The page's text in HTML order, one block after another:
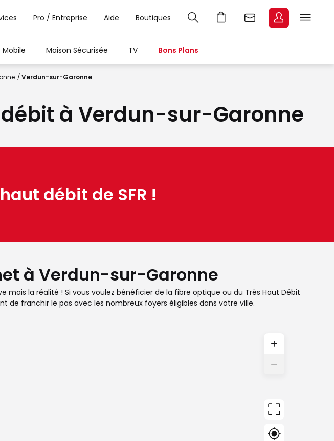
Pro / Entreprise Aide Boutiques
Mobile Maison Sécurisée TV Bons Plans
Verdun-sur-Garonne
à Verdun-sur-Garonne
débit de SFR !
à Verdun-sur-Garonne
la réalité ! Si vous voulez bénéficier de la fibre optique ou du Très Haut Débit
franchir le pas avec les nombreux foyers éligibles dans votre ville.
+
−